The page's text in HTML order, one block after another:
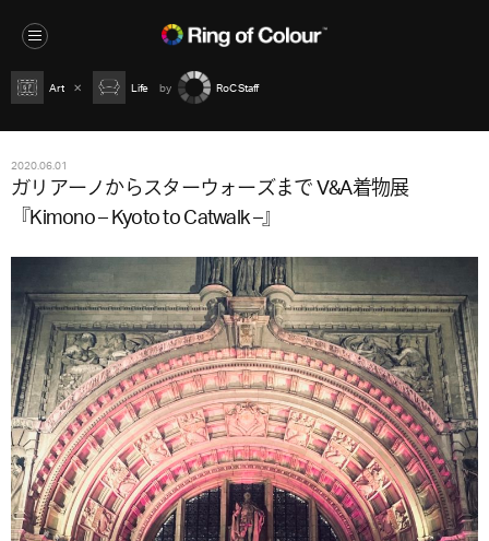
Art Life RoC Staff
2020.06.01
ガリアーノからスターウォーズまで V&A着物展
『Kimono – Kyoto to Catwalk –』